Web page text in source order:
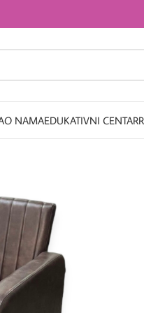
O NAMAEDUKATIVNI CENTAR